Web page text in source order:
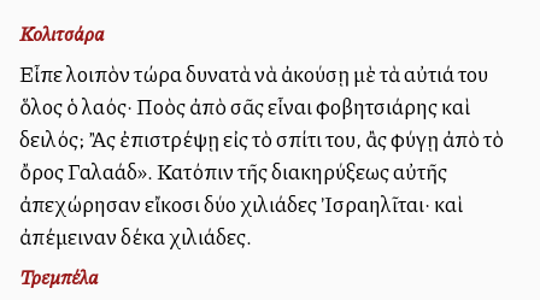
Κολιτσάρα
Εἶπε λοιπὸν τώρα δυνατὰ νὰ ἀκούσῃ μὲ τὰ αὐτιά του
ὅλος ὁ λαός· Ποὸς ἀπὸ σᾶς εἶναι φοβητσιάρης καὶ
δειλός; Ἂς ἐπιστρέψῃ εἰς τὸ σπίτι του, ἂς φύγῃ ἀπὸ τὸ
ὄρος Γαλαάδ». Κατόπιν τῆς διακηρύξεως αὐτῆς
ἀπεχώρησαν εἴκοσι δύο χιλιάδες Ἰσραηλῖται· καὶ
ἀπέμειναν δέκα χιλιάδες.
Τρεμπέλα